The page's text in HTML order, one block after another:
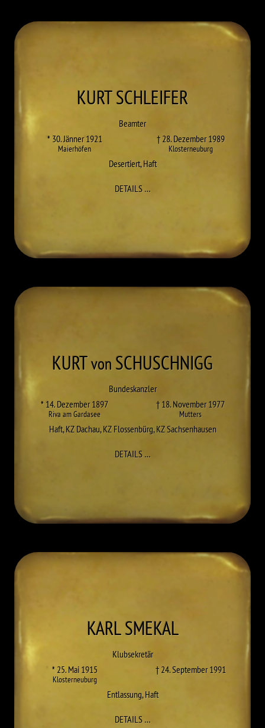
KURTSCHLEIFER
Beamter
* 30. Jänner 1921
Maierhöfen
† 28. Dezember 1989
Klosterneuburg
Desertiert,Haft
DETAILS…ZU KURT SCHLEIFER
KURTvonSCHUSCHNIGG
Bundeskanzler
* 14. Dezember 1897
Riva am Gardasee
† 18. November 1977
Mutters
Haft,KZ Dachau,KZ Flossenbürg,KZ Sachsenhausen
DETAILS…ZU KURT SCHUSCHNIGG
KARLSMEKAL
Klubsekretär
* 25. Mai 1915
Klosterneuburg
† 24. September 1991
Entlassung,Haft
DETAILS…ZU KARL SMEKAL